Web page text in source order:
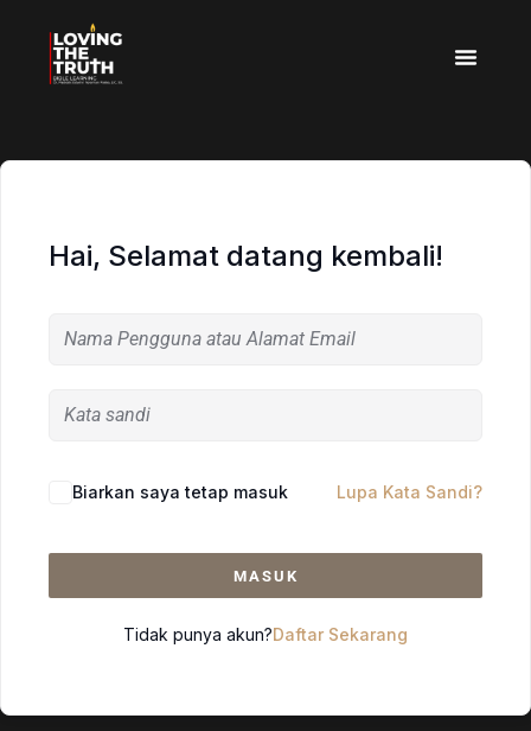
Hai, Selamat datang kembali!
Biarkan saya tetap masuk Lupa Kata Sandi?
MASUK
Tidak punya akun?Daftar Sekarang